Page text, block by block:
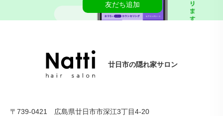
友だち追加
廿日市の隠れ家サロン
〒739-0421 広島県廿日市市深江3丁目4-20